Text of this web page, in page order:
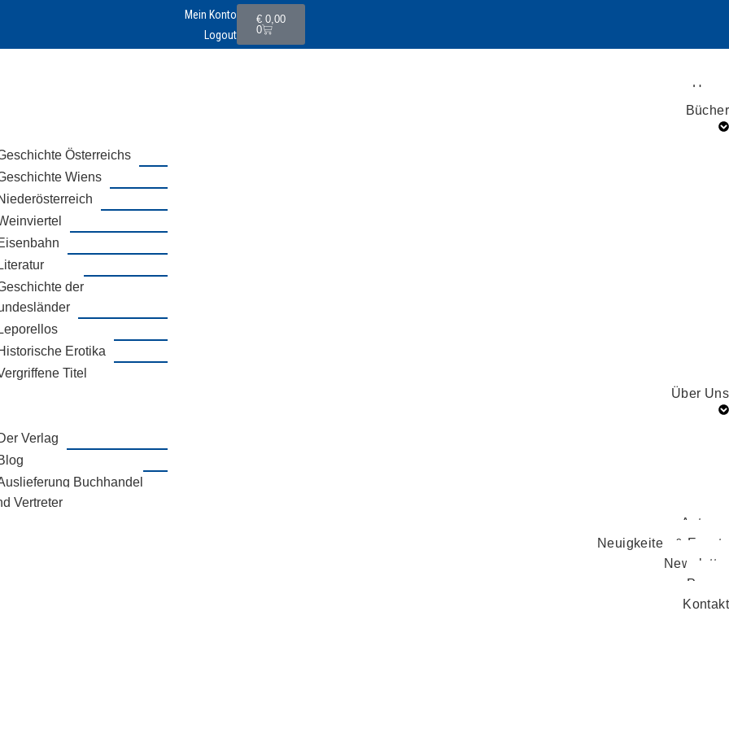
Mein Konto
Logout
€0,00
0
Home
Bücher
Österreichs
Wiens
der
Erotika
Titel
Über Uns
Verlag
Buchhandel
Vertreter
Autoren
Neuigkeiten & Events
Newsletter
Presse
Kontakt